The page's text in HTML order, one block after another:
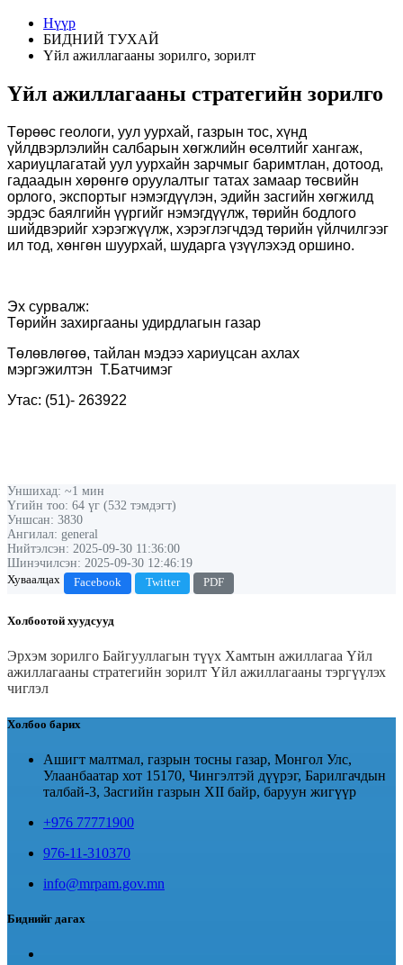
Нүүр
БИДНИЙ ТУХАЙ
Үйл ажиллагааны зорилго, зорилт
Үйл ажиллагааны стратегийн зорилго
Төрөөс геологи, уул уурхай, газрын тос, хүнд
үйлдвэрлэлийн салбарын хөгжлийн өсөлтийг хангаж,
хариуцлагатай уул уурхайн зарчмыг баримтлан, дотоод,
гадаадын хөрөнгө оруулалтыг татах замаар төсвийн
орлого, экспортыг нэмэгдүүлэн, эдийн засгийн хөгжилд
эрдэс баялгийн үүргийг нэмэгдүүлж, төрийн бодлого
шийдвэрийг хэрэгжүүлж, хэрэглэгчдэд төрийн үйлчилгээг
ил тод, хөнгөн шуурхай, шударга үзүүлэхэд оршино.
Эх сурвалж:
Төрийн захиргааны удирдлагын газар
Төлөвлөгөө, тайлан мэдээ хариуцсан ахлах
мэргэжилтэн Т.Батчимэг
Утас: (51)- 263922
Уншихад: ~1 мин
Үгийн тоо: 64 үг (532 тэмдэгт)
Уншсан: 3830
Ангилал: general
Нийтэлсэн: 2025-09-30 11:36:00
Шинэчилсэн: 2025-09-30 12:46:19
Хуваалцах
Facebook Twitter PDF
Холбоотой хуудсууд
Эрхэм зорилго Байгууллагын түүх Хамтын ажиллагаа Үйл
ажиллагааны стратегийн зорилт Үйл ажиллагааны тэргүүлэх
чиглэл
Холбоо барих
Ашигт малтмал, газрын тосны газар, Монгол Улс,
Улаанбаатар хот 15170, Чингэлтэй дүүрэг, Барилгачдын
талбай-3, Засгийн газрын XII байр, баруун жигүүр
+976 77771900
976-11-310370
info@mrpam.gov.mn
Биднийг дагах